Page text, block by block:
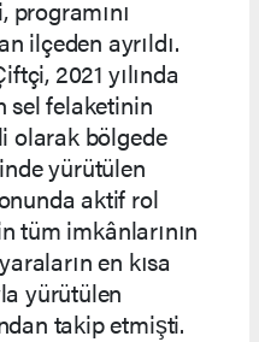
ilçeden ayrıldı.
2021 yılında
sel felaketinin
olarak bölgede
yürütülen
aktif rol
tüm imkânlarının
en kısa
yürütülen
takip etmişti.